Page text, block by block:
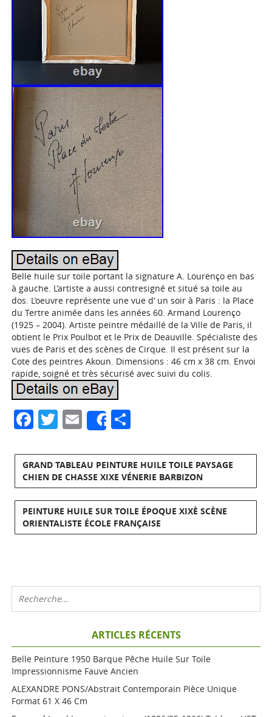
Belle huile sur toile portant la signature A. Lourenço en bas
à gauche. L’artiste a aussi contresigné et situé sa toile au
dos. L’oeuvre représente une vue d’ un soir à Paris : la Place
du Tertre animée dans les années 60. Armand Lourenço
(1925 – 2004). Artiste peintre médaillé de la Ville de Paris, il
obtient le Prix Poulbot et le Prix de Deauville. Spécialiste des
vues de Paris et des scènes de Cirque. Il est présent sur la
Cote des peintres Akoun. Dimensions : 46 cm x 38 cm. Envoi
rapide, soigné et très sécurisé avec suivi du colis.
Facebook
Twitter
Email
Share
GRAND TABLEAU PEINTURE HUILE TOILE PAYSAGE
CHIEN DE CHASSE XIXE VÉNERIE BARBIZON
PEINTURE HUILE SUR TOILE ÉPOQUE XIXÈ SCÈNE
ORIENTALISTE ÉCOLE FRANÇAISE
ARTICLES RÉCENTS
Belle Peinture 1950 Barque Pêche Huile Sur Toile
Impressionnisme Fauve Ancien
ALEXANDRE PONS/Abstrait Contemporain Pièce Unique
Format 61 X 46 Cm